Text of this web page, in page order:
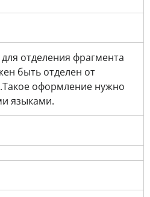
отделения фрагмента
быть отделен от
оформление нужно
языками.